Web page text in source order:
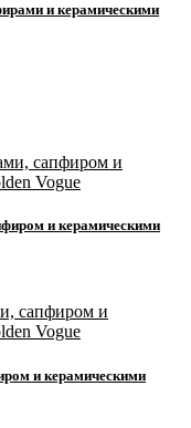
и керамическими
и керамическими
и керамическими